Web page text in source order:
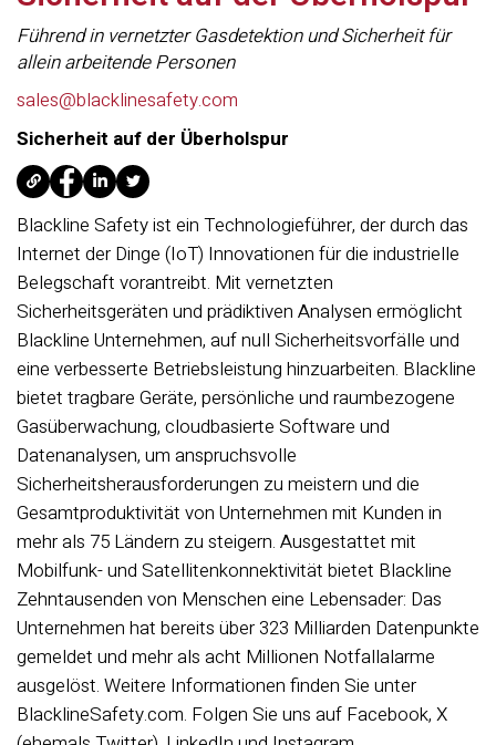
Führend in vernetzter Gasdetektion und Sicherheit für
allein arbeitende Personen
sales@blacklinesafety.com
Sicherheit auf der Überholspur
Blackline Safety ist ein Technologieführer, der durch das
Internet der Dinge (IoT) Innovationen für die industrielle
Belegschaft vorantreibt. Mit vernetzten
Sicherheitsgeräten und prädiktiven Analysen ermöglicht
Blackline Unternehmen, auf null Sicherheitsvorfälle und
eine verbesserte Betriebsleistung hinzuarbeiten. Blackline
bietet tragbare Geräte, persönliche und raumbezogene
Gasüberwachung, cloudbasierte Software und
Datenanalysen, um anspruchsvolle
Sicherheitsherausforderungen zu meistern und die
Gesamtproduktivität von Unternehmen mit Kunden in
mehr als 75 Ländern zu steigern. Ausgestattet mit
Mobilfunk- und Satellitenkonnektivität bietet Blackline
Zehntausenden von Menschen eine Lebensader: Das
Unternehmen hat bereits über 323 Milliarden Datenpunkte
gemeldet und mehr als acht Millionen Notfallalarme
ausgelöst. Weitere Informationen finden Sie unter
BlacklineSafety.com. Folgen Sie uns auf Facebook, X